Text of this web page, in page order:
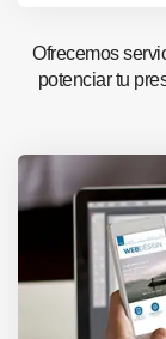
Ofrecemos
potenciar tu